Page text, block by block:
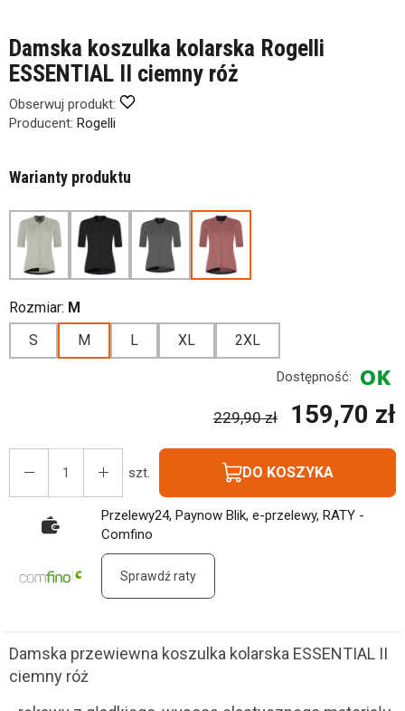
Damska koszulka kolarska Rogelli
ESSENTIAL II ciemny róż
Obserwuj produkt:
Producent: Rogelli
Warianty produktu
Rozmiar: M
S
M L XL 2XL
Dostępność:
229,90 zł 159,70 zł
szt. DO KOSZYKA
Przelewy24, Paynow Blik, e-przelewy, RATY -
Comfino
Sprawdź raty
Damska przewiewna koszulka kolarska ESSENTIAL II
ciemny róż